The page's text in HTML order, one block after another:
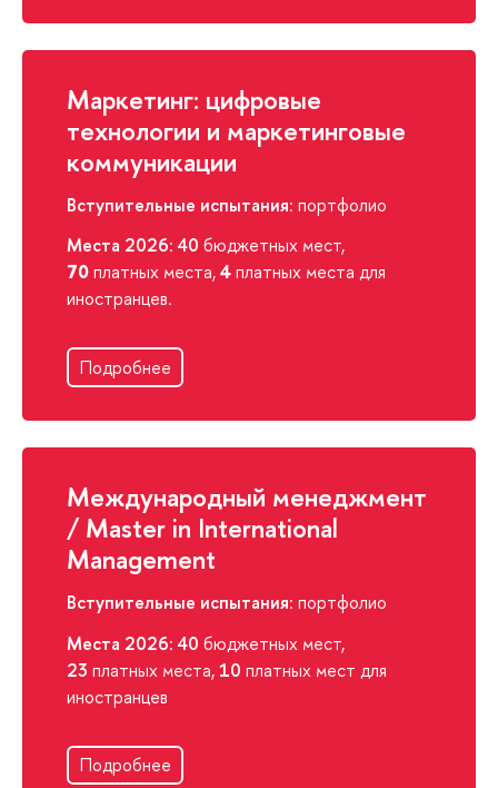
Маркетинг: цифровые
технологии и маркетинговые
коммуникации
Вступительные испытания: портфолио
Места 2026: 40 бюджетных мест,
70платных места,4платных места для
иностранцев.
Подробнее
Международный менеджмент
/ Master in International
Management
Вступительные испытания: портфолио
Места 2026: 40 бюджетных мест,
23 платных места,10 платных мест для
иностранцев
Подробнее